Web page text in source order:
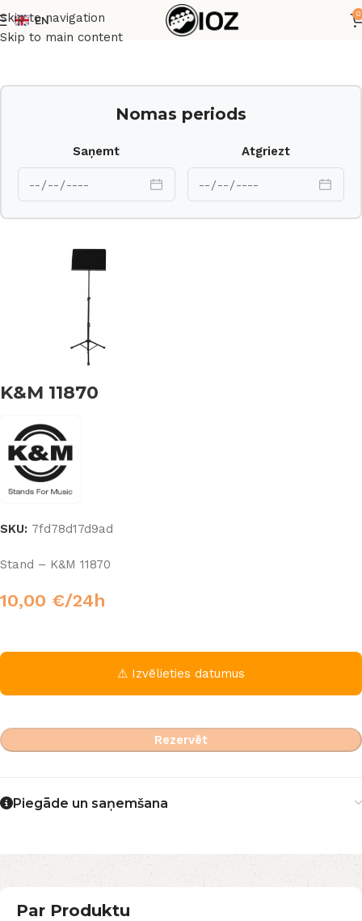
Skip to navigation
Skip to main content
EN
0
Sākums Statīvi
Nomas periods
Saņemt Atgriezt
K&M 11870
SKU: 7fd78d17d9ad
Stand – K&M 11870
10,00 €/24h
⚠ Izvēlieties datumus
Rezervēt
Piegāde un saņemšana
Par Produktu